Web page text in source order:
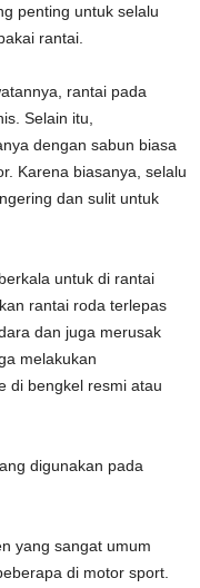
penting untuk selalu
rantai.
rantai pada
Selain itu,
dengan sabun biasa
Karena biasanya, selalu
dan sulit untuk
untuk di rantai
rantai roda terlepas
dan juga merusak
melakukan
di bengkel resmi atau
digunakan pada
yang sangat umum
di motor sport.